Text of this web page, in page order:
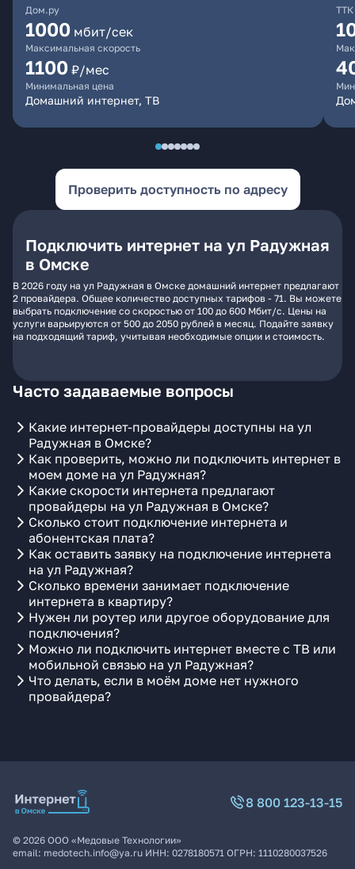
Дом.ру
1000 мбит/сек
Максимальная скорость
1100 ₽/мес
Минимальная цена
Домашний интернет, ТВ
ТТК
Проверить доступность по адресу
Подключить интернет на ул Радужная
в Омске
В 2026 году на ул Радужная в Омске домашний интернет предлагают
2 провайдера. Общее количество доступных тарифов - 71. Вы можете
выбрать подключение со скоростью от 100 до 600 Мбит/с. Цены на
услуги варьируются от 500 до 2050 рублей в месяц. Подайте заявку
на подходящий тариф, учитывая необходимые опции и стоимость.
Часто задаваемые вопросы
Какие интернет-провайдеры доступны на ул
Радужная в Омске?
Как проверить, можно ли подключить интернет в
моем доме на ул Радужная?
Какие скорости интернета предлагают
провайдеры на ул Радужная в Омске?
Сколько стоит подключение интернета и
абонентская плата?
Как оставить заявку на подключение интернета
на ул Радужная?
Сколько времени занимает подключение
интернета в квартиру?
Нужен ли роутер или другое оборудование для
подключения?
Можно ли подключить интернет вместе с ТВ или
мобильной связью на ул Радужная?
Что делать, если в моём доме нет нужного
провайдера?
8 800 123-13-15
© 2026 ООО «Медовые Технологии»
email: medotech.info@ya.ru ИНН: 0278180571 ОГРН: 1110280037526